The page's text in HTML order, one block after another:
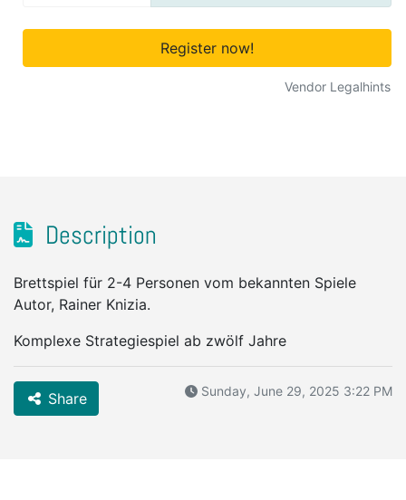
Register now!
Vendor Legalhints
Description
Brettspiel für 2-4 Personen vom bekannten Spiele
Autor, Rainer Knizia.
Komplexe Strategiespiel ab zwölf Jahre
Share Sunday, June 29, 2025 3:22 PM